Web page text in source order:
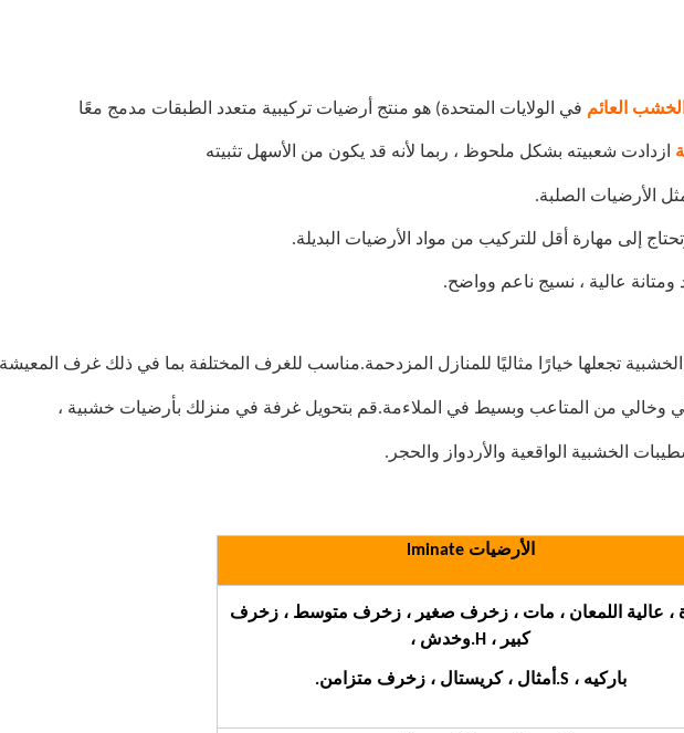
العائم في الولايات المتحدة) هو منتج أرضيات تركيبية متعدد الطبقات مدمج معًا
ازدادت شعبيته بشكل ملحوظ ، ربما لأنه قد يكون من الأسهل تثبيته
الأرضيات الصلبة.
إلى مهارة أقل للتركيب من مواد الأرضيات البديلة.
ومتانة عالية ، نسيج ناعم وواضح.
تجعلها خيارًا مثاليًا للمنازل المزدحمة.مناسب للغرف المختلفة بما في ذلك غرف
وخالي من المتاعب وبسيط في الملاءمة.قم بتحويل غرفة في منزلك بأرضيات خشبية ،
الخشبية الواقعية والأردواز والحجر.
الأرضيات lminate
، عالية اللمعان ، مات ، زخرف صغير ، زخرف متوسط ​​، زخرف
كبير ، H.
وخدش ،
باركيه ، S. أمثال ، كريستال ، زخرف متزامن.